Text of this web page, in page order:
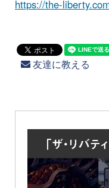
https://the-
友達に教える